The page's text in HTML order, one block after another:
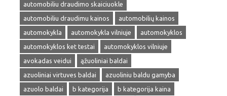
automobiliu draudimo skaiciuokle
automobiliu draudimu kainos
automobilių kainos
automokykla
automokykla vilniuje
automokyklos
automokyklos ket testai
automokyklos vilniuje
avokadas veidui
ąžuoliniai baldai
azuoliniai virtuves baldai
azuoliniu baldu gamyba
azuolo baldai
b kategorija
b kategorija kaina